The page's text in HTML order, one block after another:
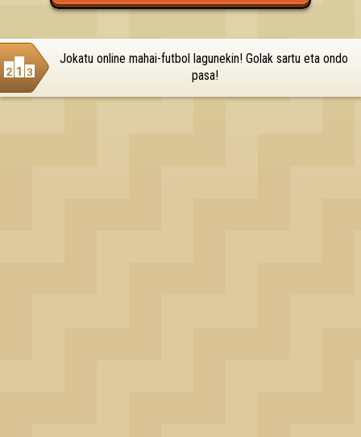
Jokatu online mahai-futbol lagunekin! Golak sartu eta ondo
pasa!